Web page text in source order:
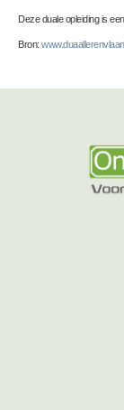
Deze duale opleiding is
Bron: